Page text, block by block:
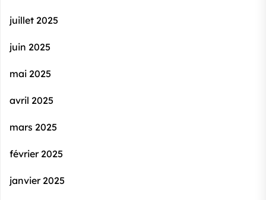
juillet 2025
juin 2025
mai 2025
avril 2025
mars 2025
février 2025
janvier 2025